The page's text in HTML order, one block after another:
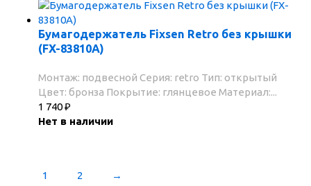
Бумагодержатель Fixsen Retro без крышки
(FX-83810A)
Монтаж: подвесной Серия: retro Тип: открытый
Цвет: бронза Покрытие: глянцевое Материал:...
1 740₽
Нет в наличии
1 2 →